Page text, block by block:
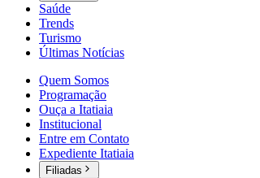
Saúde
Trends
Turismo
Últimas Notícias
Quem Somos
Programação
Ouça a Itatiaia
Institucional
Entre em Contato
Expediente Itatiaia
Filiadas